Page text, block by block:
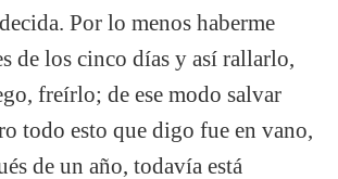
Por lo menos haberme
de los cinco días y así rallarlo,
freírlo; de ese modo salvar
todo esto que digo fue en vano,
de un año, todavía está